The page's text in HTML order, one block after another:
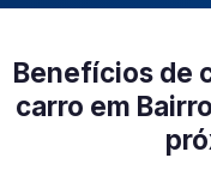
Benefícios de
carro em